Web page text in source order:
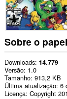
Sobre o
Downloads 14.779
Versão 1.0
Tamanho 913,2 KB
Última atualização 6
Licença Copyright